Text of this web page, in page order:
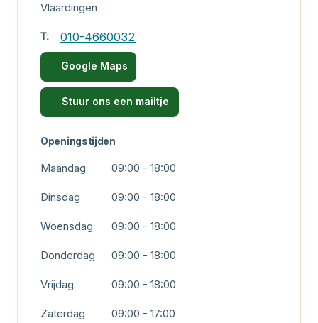
Vlaardingen
T: 010-4660032
Google Maps
Stuur ons een mailtje
Openingstijden
Maandag 09:00 - 18:00
Dinsdag 09:00 - 18:00
Woensdag 09:00 - 18:00
Donderdag 09:00 - 18:00
Vrijdag 09:00 - 18:00
Zaterdag 09:00 - 17:00